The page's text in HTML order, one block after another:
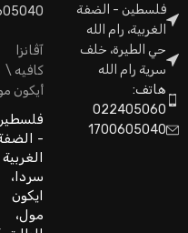
فلسطين - الضفة
الغربية، رام الله
حي الطيرة، خلف
سرية رام الله
هاتف:
022405060
1700605040
آڤانزا
كافيه \
أيكون
-
الغربية
سردا،
ايكون
مول،